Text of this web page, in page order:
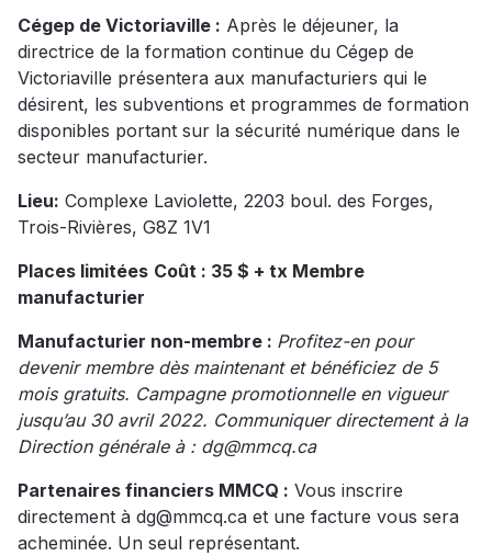
Cégep de Victoriaville : Après le déjeuner, la
directrice de la formation continue du Cégep de
Victoriaville présentera aux manufacturiers qui le
désirent, les subventions et programmes de formation
disponibles portant sur la sécurité numérique dans le
secteur manufacturier.
Lieu: Complexe Laviolette, 2203 boul. des Forges,
Trois-Rivières, G8Z 1V1
Places limitées Coût : 35 $ + tx Membre
manufacturier
Manufacturier non-membre : Profitez-en pour
devenir membre dès maintenant et bénéficiez de 5
mois gratuits. Campagne promotionnelle en vigueur
jusqu’au 30 avril 2022. Communiquer directement à la
Direction générale à : dg@mmcq.ca
Partenaires financiers MMCQ : Vous inscrire
directement à dg@mmcq.ca et une facture vous sera
acheminée. Un seul représentant.